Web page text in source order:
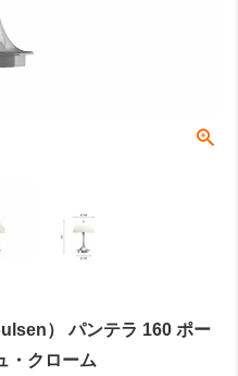
） パンテラ 160 ポー
・クローム